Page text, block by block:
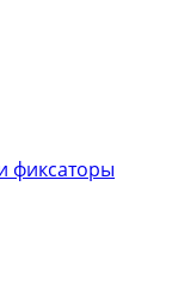
фиксаторы